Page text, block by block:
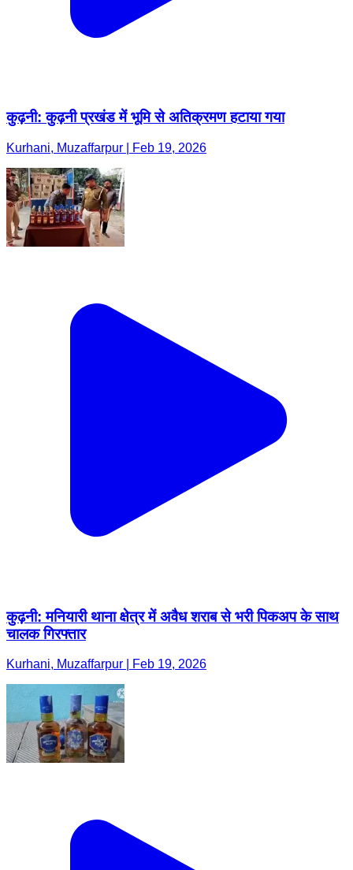
कुढ़नी: कुढ़नी प्रखंड में भूमि से अतिक्रमण हटाया गया
Kurhani, Muzaffarpur | Feb 19, 2026
कुढ़नी: मनियारी थाना क्षेत्र में अवैध शराब से भरी पिकअप के साथ
चालक गिरफ्तार
Kurhani, Muzaffarpur | Feb 19, 2026